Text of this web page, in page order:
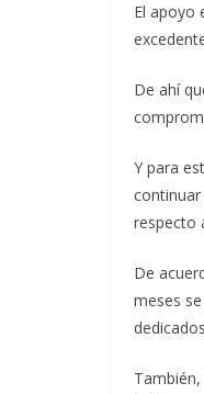
El apoyo
De ahí
Y para
respecto
De
meses